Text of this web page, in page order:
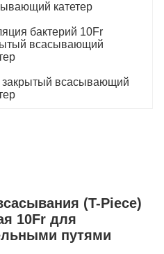
катетер
бактерий 10Fr
всасывающий
закрытый всасывающий
(T-Piece)
10Fr для
путями